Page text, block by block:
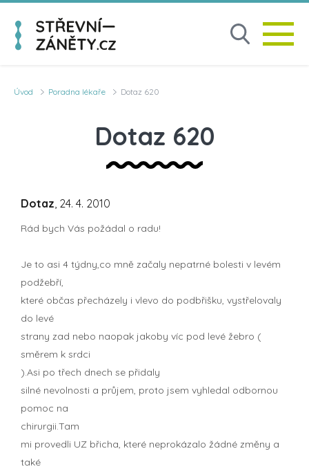
Úvod Poradna lékaře Dotaz 620
Dotaz 620
Dotaz, 24. 4. 2010
Rád bych Vás požádal o radu!
Je to asi 4 týdny,co mně začaly nepatrné bolesti v levém
podžebří,
které občas přecházely i vlevo do podbřišku, vystřelovaly
do levé
strany zad nebo naopak jakoby víc pod levé žebro (
směrem k srdci
).Asi po třech dnech se přidaly
silné nevolnosti a průjem, proto jsem vyhledal odbornou
pomoc na
chirurgii.Tam
mi provedli UZ břicha, které neprokázalo žádné změny a
také